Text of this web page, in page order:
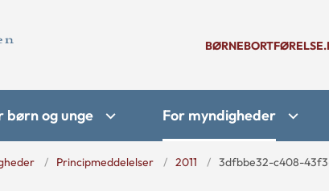
børn og unge For myndigheder
Principmeddelelser 2011 3dfbbe32-c408-